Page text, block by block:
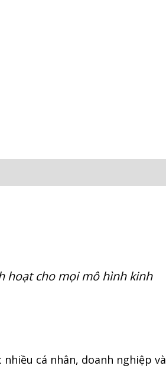
hoạt cho mọi mô hình kinh
nhiều cá nhân, doanh nghiệp và